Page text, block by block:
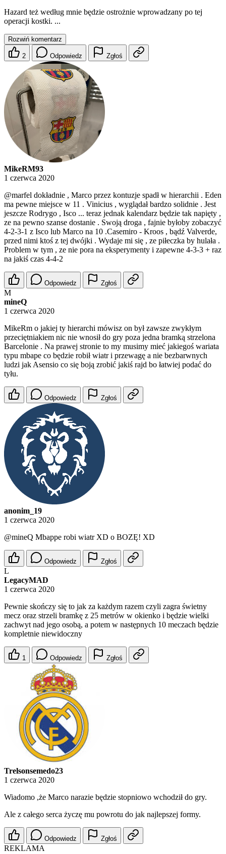
Hazard też według mnie będzie ostrożnie wprowadzany po tej
operacji kostki. ...
Rozwiń komentarz
2 Odpowiedz Zgłoś
MikeRM93
1 czerwca 2020
@marfel dokładnie , Marco przez kontuzje spadł w hierarchii . Eden
ma pewne miejsce w 11 . Vinicius , wyglądał bardzo solidnie . Jest
jeszcze Rodrygo , Isco ... teraz jednak kalendarz będzie tak napięty ,
ze na pewno szanse dostanie . Swoją droga , fajnie byłoby zobaczyć
4-2-3-1 z Isco lub Marco na 10 .Casemiro - Kroos , bądź Valverde,
przed nimi ktoś z tej dwójki . Wydaje mi się , ze piłeczka by hulała .
Problem w tym , ze nie pora na eksperymenty i zapewne 4-3-3 + raz
na jakiś czas 4-4-2
Odpowiedz Zgłoś
M
mineQ
1 czerwca 2020
MikeRm o jakiej ty hierarchi mówisz on był zawsze zwykłym
przeciętniakiem nic nie wnosił do gry poza jedna bramką strzelona
Barcelonie . Na prawej stronie to my musimy mieć jakiegoś wariata
typu mbape co będzie robił wiatr i przewagę a nie bezbarwnych
ludzi jak Asensio co się boją zrobić jakiś rajd bo łatwiej podać do
tyłu.
Odpowiedz Zgłoś
anonim_19
1 czerwca 2020
@mineQ Mbappe robi wiatr XD o BOZĘ! XD
Odpowiedz Zgłoś
L
LegacyMAD
1 czerwca 2020
Pewnie skończy się to jak za każdym razem czyli zagra świetny
mecz oraz strzeli bramkę z 25 metrów w okienko i będzie wielki
zachwyt nad jego osobą, a potem w następnych 10 meczach będzie
kompletnie niewidoczny
1 Odpowiedz Zgłoś
Trelsonsemedo23
1 czerwca 2020
Wiadomo ,że Marco narazie będzie stopniowo wchodził do gry.
Ale z całego serca życzę mu powrotu do jak najlepszej formy.
Odpowiedz Zgłoś
REKLAMA